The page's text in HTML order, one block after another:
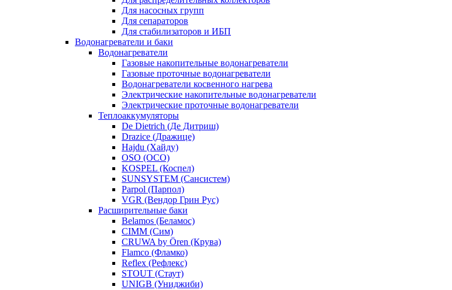
Для насосных групп
Для сепараторов
Для стабилизаторов и ИБП
Водонагреватели и баки
Водонагреватели
Газовые накопительные водонагреватели
Газовые проточные водонагреватели
Водонагреватели косвенного нагрева
Электрические накопительные водонагреватели
Электрические проточные водонагреватели
Теплоаккумуляторы
De Dietrich (Де Дитриш)
Drazice (Дражице)
Hajdu (Хайду)
OSO (ОСО)
KOSPEL (Коспел)
SUNSYSTEM (Сансистем)
Parpol (Парпол)
VGR (Вендор Грин Рус)
Расширительные баки
Belamos (Беламос)
CIMM (Сим)
CRUWA by Ören (Крува)
Flamco (Фламко)
Reflex (Рефлекс)
STOUT (Стаут)
UNIGB (Униджиби)